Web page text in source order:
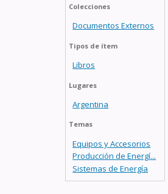
Colecciones
Documentos Externos
Tipos de ítem
Libros
Lugares
Argentina
Temas
Equipos y Accesorios
Producción de Energí...
Sistemas de Energía